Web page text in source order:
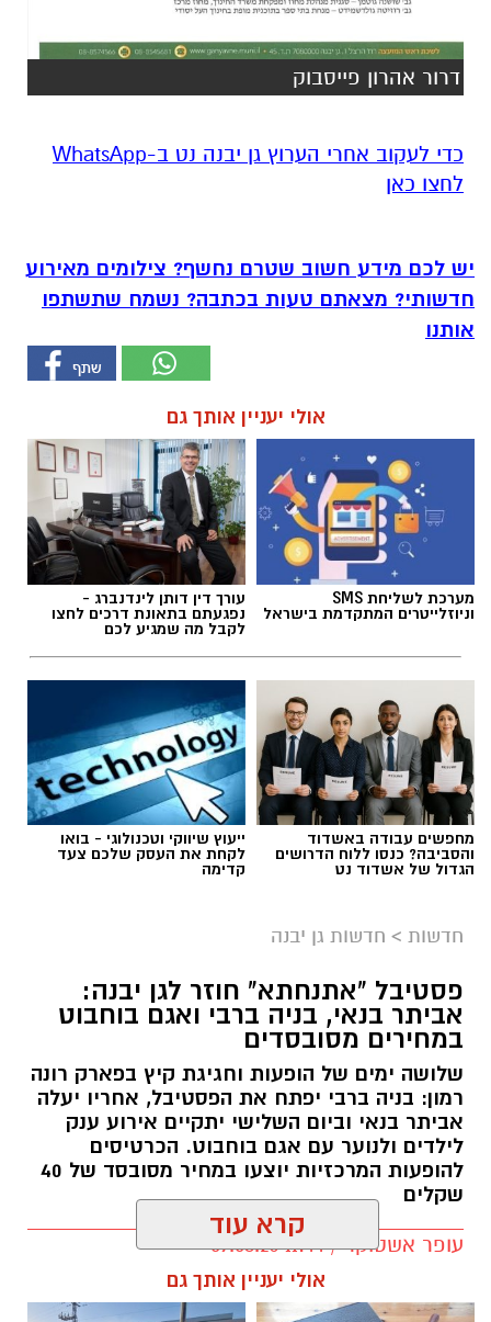
דרור אהרון פייסבוק
‏כדי לעקוב אחרי הערוץ גן יבנה נט ב-WhatsApp
לחצו כאן
יש לכם מידע חשוב שטרם נחשף? צילומים מאירוע
חדשותי? מצאתם טעות בכתבה? נשמח שתשתפו
אותנו
אולי יעניין אותך גם
מערכת לשליחת SMS
וניוזלייטרים המתקדמת בישראל
עורך דין דותן לינדנברג -
נפגעתם בתאונת דרכים לחצו
לקבל מה שמגיע לכם
מחפשים עבודה באשדוד
והסביבה? כנסו ללוח הדרושים
הגדול של אשדוד נט
ייעוץ שיווקי וטכנולוגי - בואו
לקחת את העסק שלכם צעד
קדימה
חדשות > חדשות גן יבנה
פסטיבל "אתנחתא" חוזר לגן יבנה:
אביתר בנאי, בניה ברבי ואגם בוחבוט
במחירים מסובסדים
שלושה ימים של הופעות וחגיגת קיץ בפארק רונה
רמון: בניה ברבי יפתח את הפסטיבל, אחריו יעלה
אביתר בנאי וביום השלישי יתקיים אירוע ענק
לילדים ולנוער עם אגם בוחבוט. הכרטיסים
להופעות המרכזיות יוצעו במחיר מסובסד של 40
שקלים
עופר אשטוקר / 11:44 09.08.26
קרא עוד
אולי יעניין אותך גם